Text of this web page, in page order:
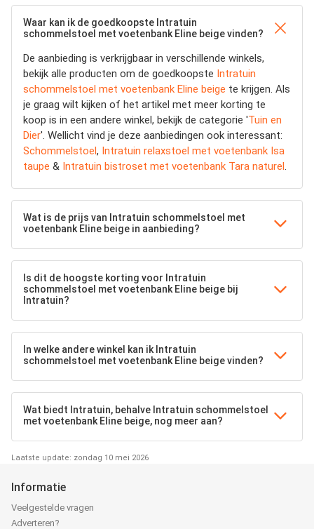
Waar kan ik de goedkoopste Intratuin
schommelstoel met voetenbank Eline beige vinden?
De aanbieding is verkrijgbaar in verschillende winkels,
bekijk alle producten om de goedkoopste Intratuin
schommelstoel met voetenbank Eline beige te krijgen. Als
je graag wilt kijken of het artikel met meer korting te
koop is in een andere winkel, bekijk de categorie 'Tuin en
Dier'. Wellicht vind je deze aanbiedingen ook interessant:
Schommelstoel, Intratuin relaxstoel met voetenbank Isa
taupe & Intratuin bistroset met voetenbank Tara naturel.
Wat is de prijs van Intratuin schommelstoel met
voetenbank Eline beige in aanbieding?
Is dit de hoogste korting voor Intratuin
schommelstoel met voetenbank Eline beige bij
Intratuin?
In welke andere winkel kan ik Intratuin
schommelstoel met voetenbank Eline beige vinden?
Wat biedt Intratuin, behalve Intratuin schommelstoel
met voetenbank Eline beige, nog meer aan?
Laatste update: zondag 10 mei 2026
Informatie
Veelgestelde vragen
Adverteren?